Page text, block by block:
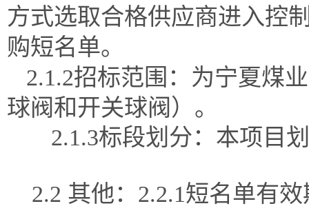
方式选取合格供应商进入控
购短名单。
2.1.2招标范围：为宁夏煤
球阀和开关球阀）。
2.1.3标段划分：本项目
2.2 其他：2.2.1短名单有